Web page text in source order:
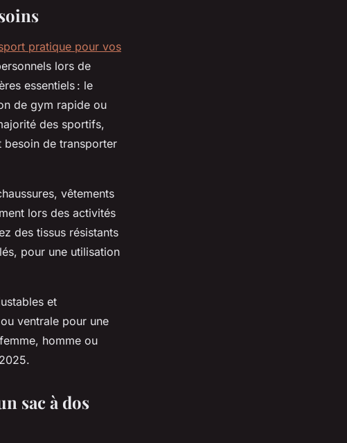
pratique pour vos
lors de
essentiels : le
de gym rapide ou
des sportifs,
besoin de transporter
vêtements
lors des activités
des tissus résistants
pour une utilisation
et
ventrale pour une
homme ou
sac à dos